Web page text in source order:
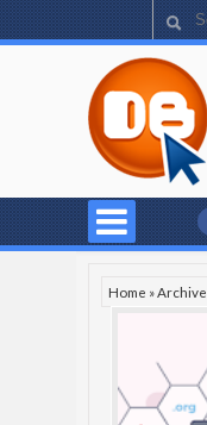
Home »